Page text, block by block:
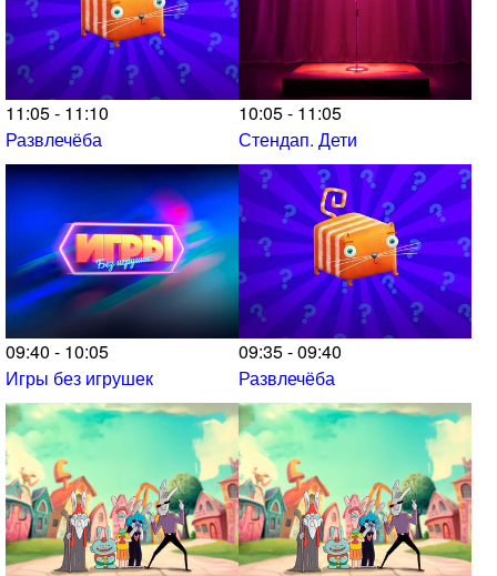
11:05 - 11:10
Развлечёба
10:05 - 11:05
Стендап. Дети
09:40 - 10:05
Игры без игрушек
09:35 - 09:40
Развлечёба